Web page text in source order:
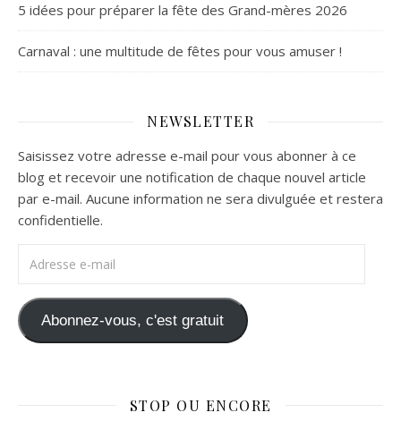
5 idées pour préparer la fête des Grand-mères 2026
Carnaval : une multitude de fêtes pour vous amuser !
NEWSLETTER
Saisissez votre adresse e-mail pour vous abonner à ce
blog et recevoir une notification de chaque nouvel article
par e-mail. Aucune information ne sera divulguée et restera
confidentielle.
Abonnez-vous, c'est gratuit
STOP OU ENCORE